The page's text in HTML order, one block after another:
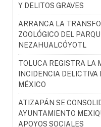
Y DELITOS GRAVES
ARRANCA LA
ZOOLÓGICO DEL
NEZAHUALCÓYOTL
TOLUCA REGISTRA LA
INCIDENCIA
MÉXICO
ATIZAPÁN SE
AYUNTAMIENTO
APOYOS SOCIALES